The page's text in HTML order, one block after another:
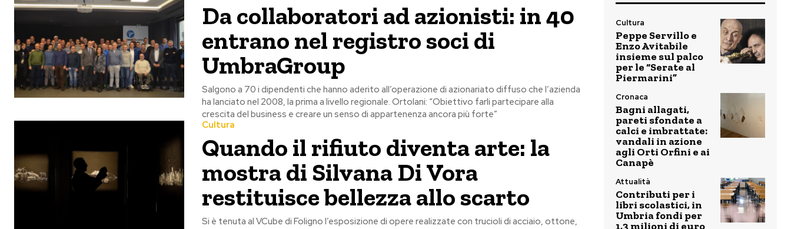
Da collaboratori ad azionisti: in 40
entrano nel registro soci di
UmbraGroup
Salgono a 70 i dipendenti che hanno aderito all’operazione di azionariato diffuso che l’azienda
ha lanciato nel 2008, la prima a livello regionale. Ortolani: “Obiettivo farli partecipare alla
crescita del business e creare un senso di appartenenza ancora più forte”
Cultura
Quando il rifiuto diventa arte: la
mostra di Silvana Di Vora
restituisce bellezza allo scarto
Si è tenuta al VCube di Foligno l’esposizione di opere realizzate con trucioli di acciaio, ottone,
Cultura
Peppe Servillo e
Enzo Avitabile
insieme sul palco
per le “Serate al
Piermarini”
Cronaca
Bagni allagati,
pareti sfondate a
calci e imbrattate:
vandali in azione
agli Orti Orfini e ai
Canapè
Attualità
Contributi per i
libri scolastici, in
Umbria fondi per
1,3 milioni di euro